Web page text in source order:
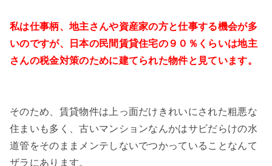
私は仕事柄、地主さんや資産家の方と仕事する機会が多
いのですが、日本の民間賃貸住宅の９０％くらいは地主
さんの税金対策のために建てられた物件と見ています。
そのため、賃貸物件は上っ面だけきれいにされた粗悪な
住まいも多く、古いマンションなんかはサビだらけの水
道管をそのままメンテしないでつかっていることなんて
ザラにあります。